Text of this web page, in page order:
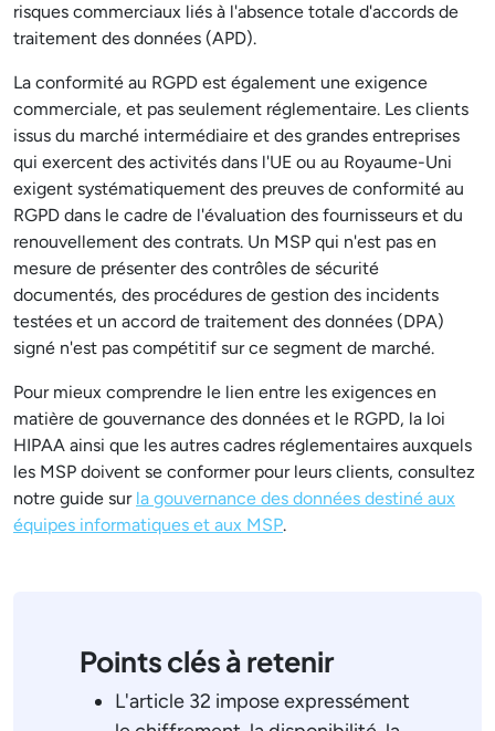
risques commerciaux liés à l'absence totale d'accords de
traitement des données (APD).
La conformité au RGPD est également une exigence
commerciale, et pas seulement réglementaire. Les clients
issus du marché intermédiaire et des grandes entreprises
qui exercent des activités dans l'UE ou au Royaume-Uni
exigent systématiquement des preuves de conformité au
RGPD dans le cadre de l'évaluation des fournisseurs et du
renouvellement des contrats. Un MSP qui n'est pas en
mesure de présenter des contrôles de sécurité
documentés, des procédures de gestion des incidents
testées et un accord de traitement des données (DPA)
signé n'est pas compétitif sur ce segment de marché.
Pour mieux comprendre le lien entre les exigences en
matière de gouvernance des données et le RGPD, la loi
HIPAA ainsi que les autres cadres réglementaires auxquels
les MSP doivent se conformer pour leurs clients, consultez
notre guide sur la gouvernance des données destiné aux
équipes informatiques et aux MSP.
Points clés à retenir
L'article 32 impose expressément